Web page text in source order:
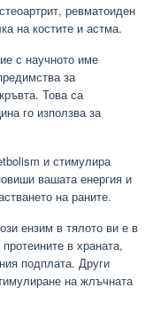
ревматоиден
на костите и астма.
с научното име
за
Това са
го използва за
и стимулира
вашата енергия и
на раните.
ензим в тялото ви е в
в храната,
подплата. Други
на жлъчната